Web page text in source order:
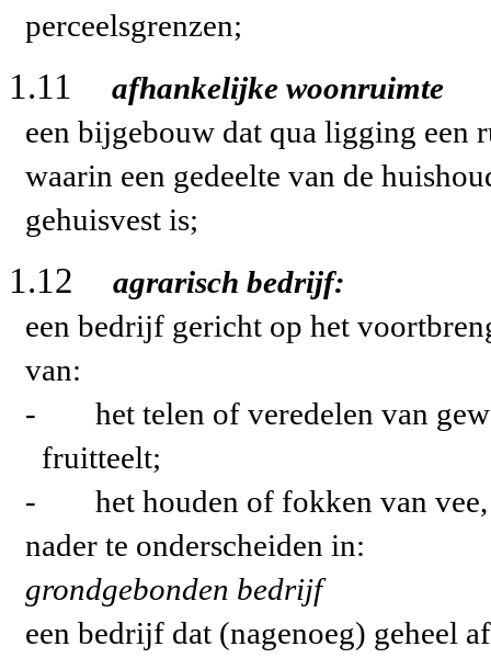
perceelsgrenzen;
1.11
afhankelijke woonruimte
een bijgebouw dat qua ligging een
waarin een gedeelte van de
gehuisvest is;
1.12
agrarisch bedrijf:
een bedrijf gericht op het
van:
-
het telen of veredelen van
fruitteelt;
-
het houden of fokken van
nader te onderscheiden in:
grondgebonden bedrijf
een bedrijf dat (nagenoeg) geheel